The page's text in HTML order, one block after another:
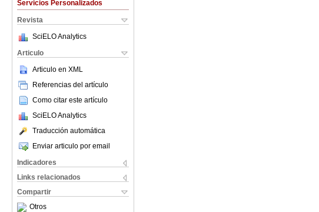
Servicios Personalizados
Revista
SciELO Analytics
Articulo
Articulo en XML
Referencias del artículo
Como citar este artículo
SciELO Analytics
Traducción automática
Enviar articulo por email
Indicadores
Links relacionados
Compartir
Otros